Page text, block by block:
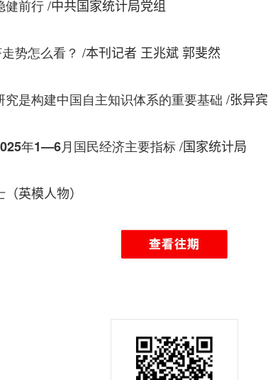
健前行/中共国家统计局党组
势怎么看？ /本刊记者 王兆斌 郭斐然
是构建中国自主知识体系的重要基础 /张异宾
年1—6月国民经济主要指标/国家统计局
（英模人物）